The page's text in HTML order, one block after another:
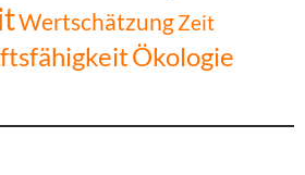
WertschätzungZeit
Ökologie